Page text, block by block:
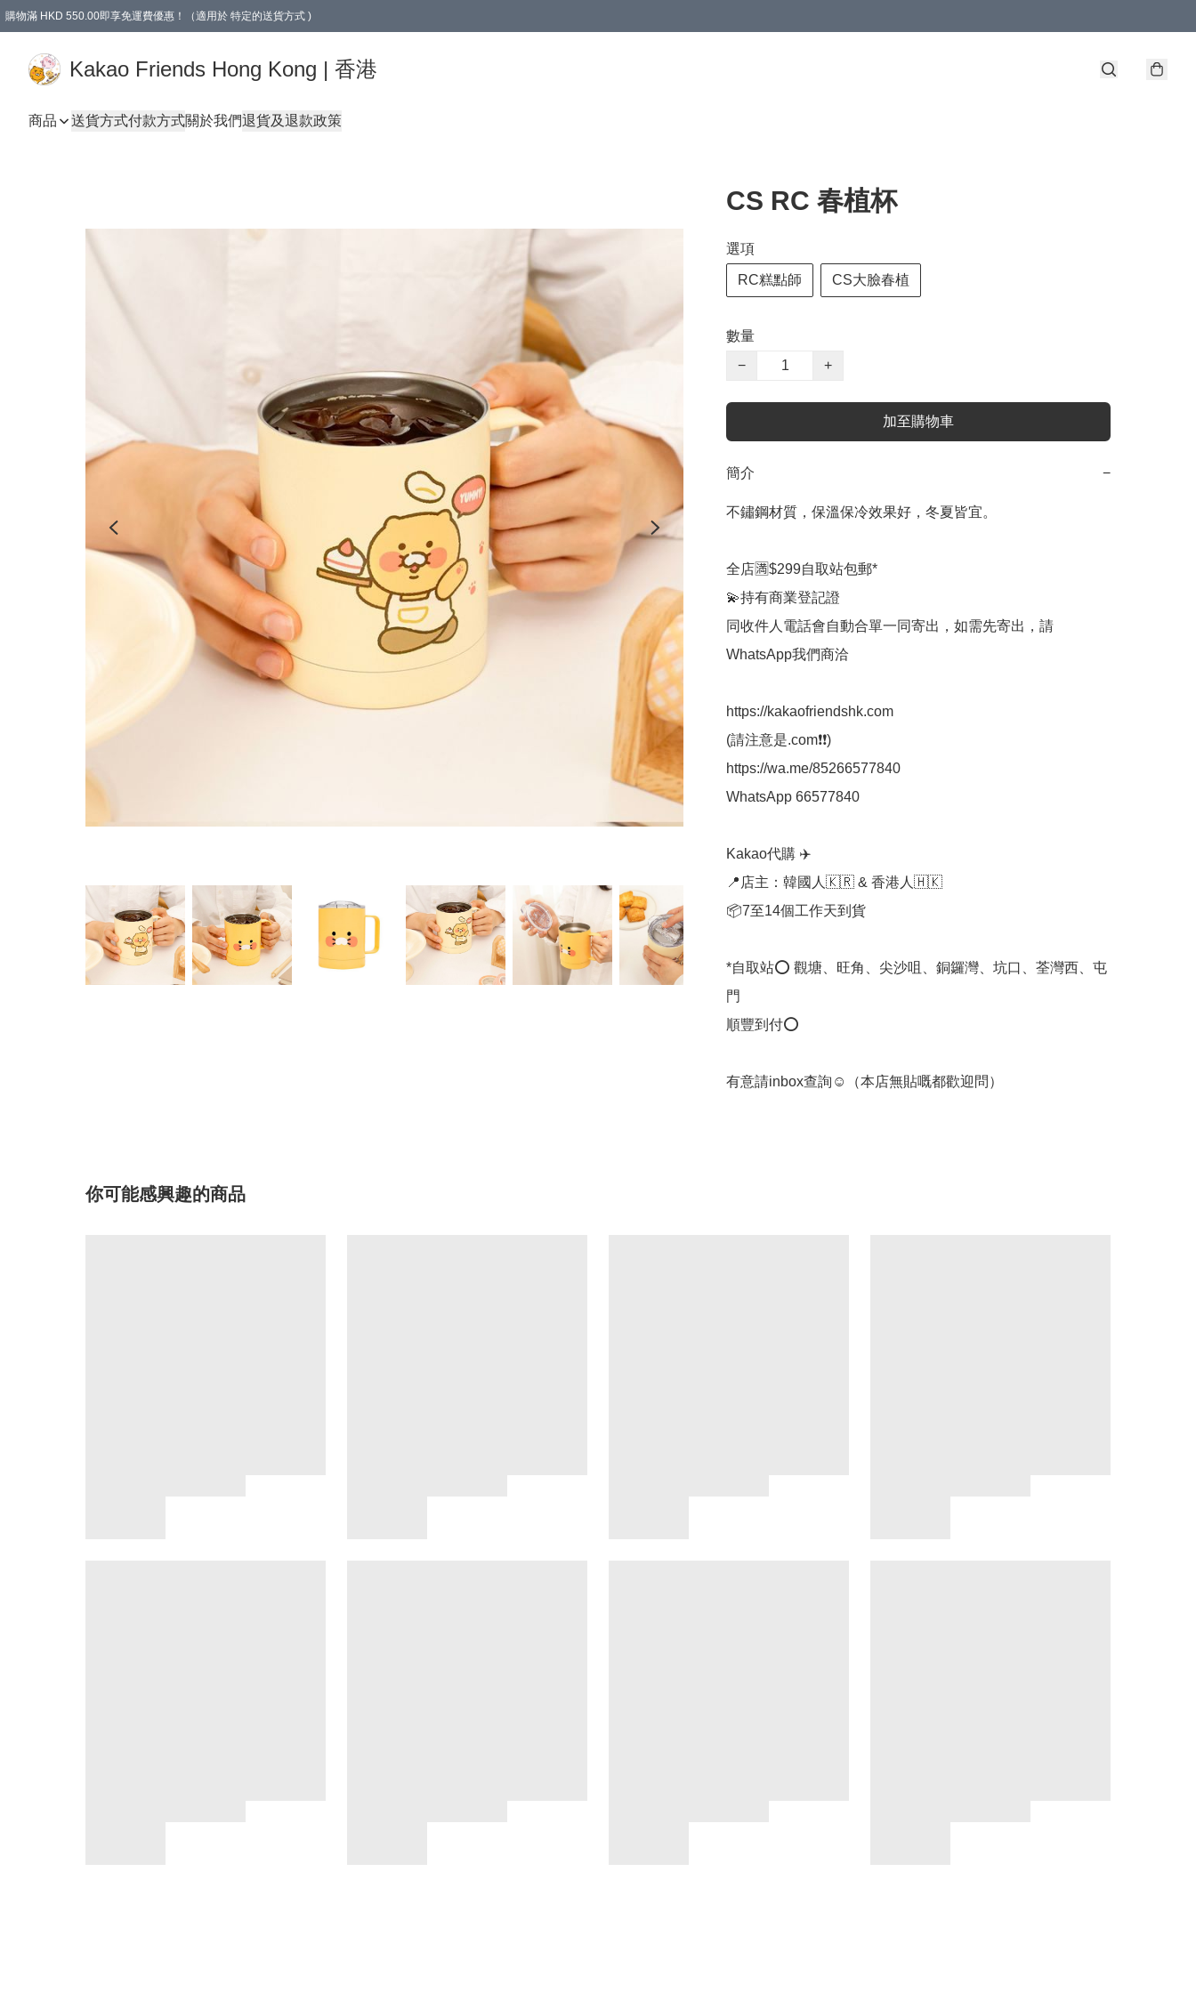
購物滿 HKD 550.00即享免運費優惠！（適用於 特定的送貨方式 )
Kakao Friends Hong Kong | 香港
商品 送貨方式付款方式關於我們退貨及退款政策
CS RC 春植杯
選項
RC糕點師 CS大臉春植
數量
−
+
加至購物車
簡介 −
不鏽鋼材質，保溫保冷效果好，冬夏皆宜。
全店🈵$299自取站包郵*
💫持有商業登記證
同收件人電話會自動合單一同寄出，如需先寄出，請
WhatsApp我們商洽
https://kakaofriendshk.com
(請注意是.com❗❗)
https://wa.me/85266577840
WhatsApp 66577840
Kakao代購 ✈️
📍店主：韓國人🇰🇷 & 香港人🇭🇰
📦7至14個工作天到貨
*自取站⭕ 觀塘、旺角、尖沙咀、銅鑼灣、坑口、荃灣西、屯
門
順豐到付⭕
有意請inbox查詢☺️（本店無貼嘅都歡迎問） 
你可能感興趣的商品